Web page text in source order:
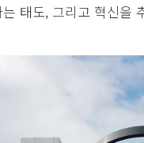
태도, 그리고 혁신을